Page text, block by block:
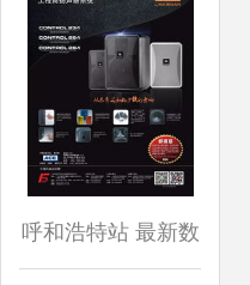
呼和浩特站 最新数